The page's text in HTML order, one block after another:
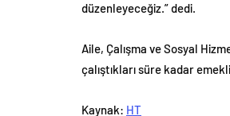
düzenleyeceğiz.” dedi.
Aile, Çalışma ve Sosyal
çalıştıkları süre kadar
Kaynak: HT